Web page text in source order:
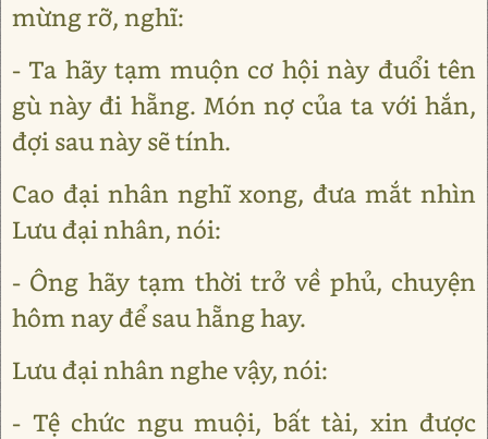
mừng rỡ, nghĩ:
- Ta hãy tạm muộn cơ hội này đuổi tên
gù này đi hẵng. Món nợ của ta với hắn,
đợi sau này sẽ tính.
Cao đại nhân nghĩ xong, đưa mắt nhìn
Lưu đại nhân, nói:
- Ông hãy tạm thời trở về phủ, chuyện
hôm nay để sau hẵng hay.
Lưu đại nhân nghe vậy, nói:
- Tệ chức ngu muội, bất tài, xin được